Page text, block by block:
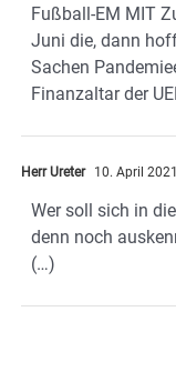
Fußball-EM MIT
Juni die, dann
Sachen
Finanzaltar der
Herr Ureter 10. April
Wer soll sich in
denn noch
(…)